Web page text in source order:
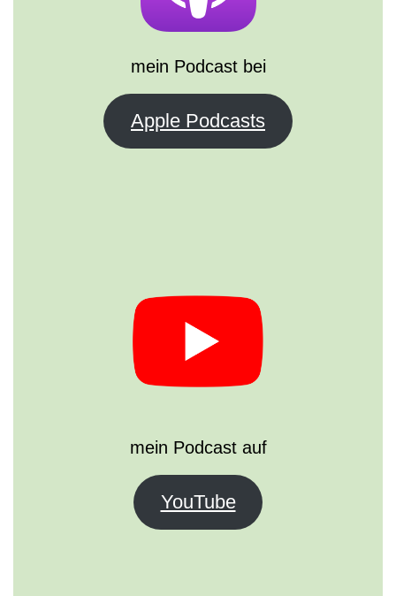
mein Podcast bei
Apple Podcasts
mein Podcast auf
YouTube